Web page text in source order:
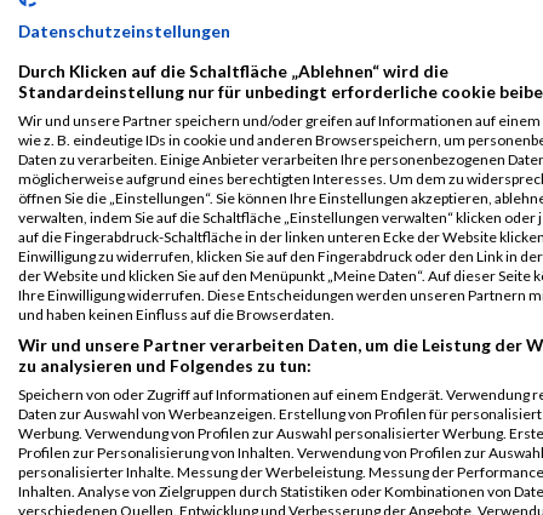
2025
Einzelwertung
männlich
B2Run Bremen
2025
Teamwertung
männlich
588 Bram Vlerick 0000 GER DEME
B2Run Bremen
2025
Teamwertung
mixed
588 Bram Vlerick 0000 GER DEME
Legende:
GPos = Geschlechter Position, KPos = Kategorie Position, TPos =
Team Position, DNS = Did not start, DNF = Did not finish, DQ =
Disqualifiziert
Datenschutzeinstellungen
Durch Klicken auf die Schaltfläche „Ablehnen“ wird die
Standardeinstellung nur für unbedingt erforderliche cookie
Wir und unsere Partner speichern und/oder greifen auf Informationen auf einem
wie z. B. eindeutige IDs in cookie und anderen Browserspeichern, um
Daten zu verarbeiten. Einige Anbieter verarbeiten Ihre personenbezogenen
möglicherweise aufgrund eines berechtigten Interesses. Um dem zu
öffnen Sie die „Einstellungen“. Sie können Ihre Einstellungen akzeptieren,
verwalten, indem Sie auf die Schaltfläche „Einstellungen verwalten“ klicken oder
auf die Fingerabdruck-Schaltfläche in der linken unteren Ecke der Website
Einwilligung zu widerrufen, klicken Sie auf den Fingerabdruck oder den Link in
der Website und klicken Sie auf den Menüpunkt „Meine Daten“. Auf dieser Seite
Ihre Einwilligung widerrufen. Diese Entscheidungen werden unseren Partnern
und haben keinen Einfluss auf die Browserdaten.
Wir und unsere Partner verarbeiten Daten, um die Leistung der
zu analysieren und Folgendes zu tun:
Speichern von oder Zugriff auf Informationen auf einem Endgerät. Verwendung
Daten zur Auswahl von Werbeanzeigen. Erstellung von Profilen für
Werbung. Verwendung von Profilen zur Auswahl personalisierter Werbung.
Profilen zur Personalisierung von Inhalten. Verwendung von Profilen zur Auswahl
personalisierter Inhalte. Messung der Werbeleistung. Messung der
Inhalten. Analyse von Zielgruppen durch Statistiken oder Kombinationen von
verschiedenen Quellen. Entwicklung und Verbesserung der Angebote.